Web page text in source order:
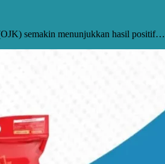
semakin menunjukkan hasil positif…